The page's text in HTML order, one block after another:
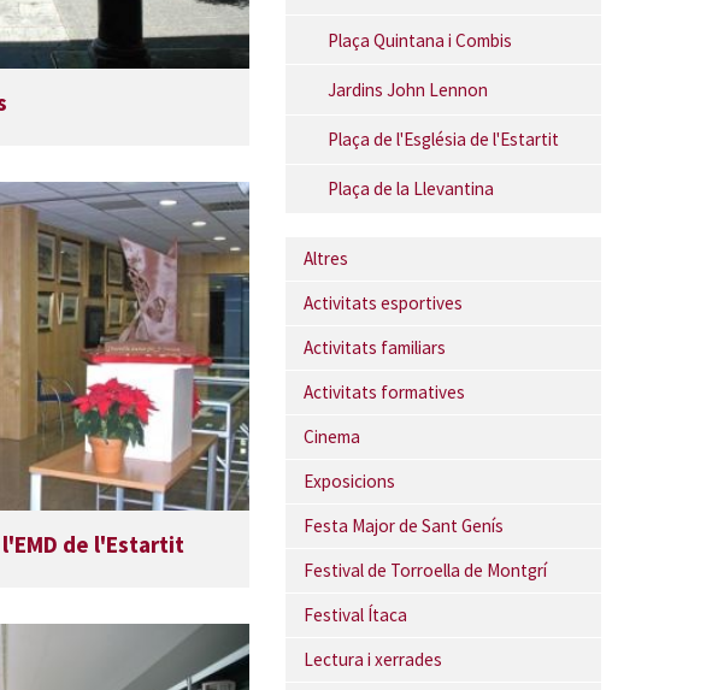
de l'Estartit
Plaça Quintana i Combis
Jardins John Lennon
Plaça de l'Església de l'Estartit
Plaça de la Llevantina
Altres
Activitats esportives
Activitats familiars
Activitats formatives
Cinema
Exposicions
Festa Major de Sant Genís
Festival de Torroella de Montgrí
Festival Ítaca
Lectura i xerrades